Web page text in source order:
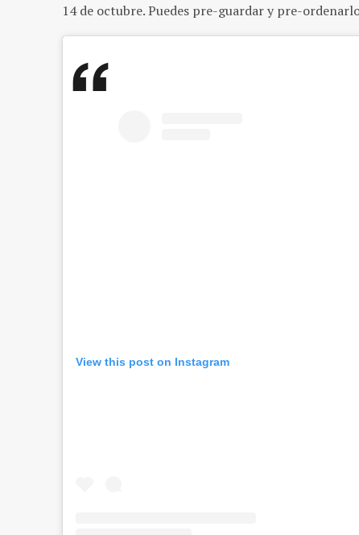
14 de octubre. Puedes pre-guardar y pre-
View this post on Instagram